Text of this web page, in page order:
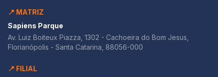
📍 MATRIZ
Sapiens Parque
Av. Luiz Boiteux Piazza, 1302 - Cachoeira do Bom Jesus,
Florianópolis - Santa Catarina, 88056-000
📍 FILIAL